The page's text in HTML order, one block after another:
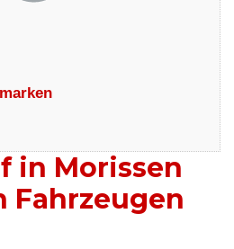
in Morissen
Fahrzeugen